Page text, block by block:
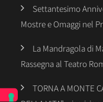
Settantesimo
Mostre e Omaggi nel
La Mandragola di
Rassegna al Teatro
TORNA A MONTE